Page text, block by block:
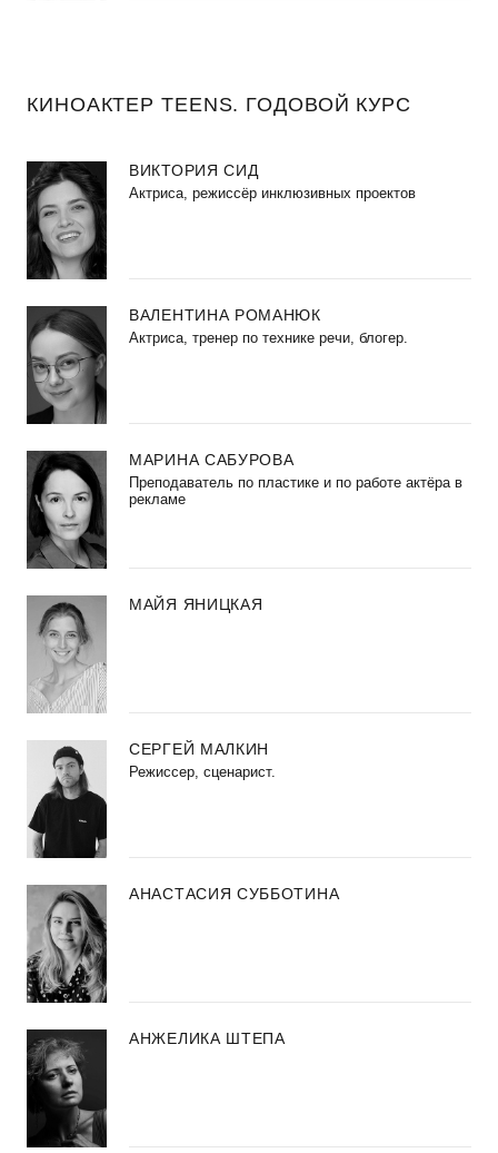
КИНОАКТЕР TEENS. ГОДОВОЙ КУРС
ВИКТОРИЯ СИД
Актриса, режиссёр инклюзивных проектов
ВАЛЕНТИНА РОМАНЮК
Актриса, тренер по технике речи, блогер.
МАРИНА САБУРОВА
Преподаватель по пластике и по работе актёра в
рекламе
МАЙЯ ЯНИЦКАЯ
СЕРГЕЙ МАЛКИН
Режиссер, сценарист.
АНАСТАСИЯ СУББОТИНА
АНЖЕЛИКА ШТЕПА